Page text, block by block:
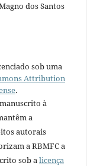
dos Santos
sob uma
Attribution
.
à
a
autorais
a RBMFC a
sob a licença